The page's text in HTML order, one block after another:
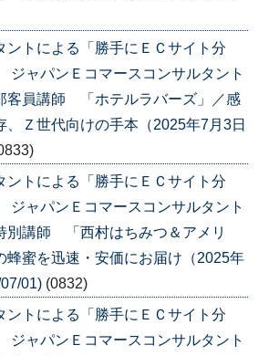
ントによる「勝手にＥＣサイト分
ャパンＥコマースコンサルタント
員講師 「ホテルラバーズ」／感
、Ｚ世代向けの手本（2025年7月3日
ントによる「勝手にＥＣサイト分
ャパンＥコマースコンサルタント
講師 「西村はちみつ＆アメリ
蜂蜜を迅速・安価にお届け（2025年
01) (0832)
ントによる「勝手にＥＣサイト分
ャパンＥコマースコンサルタント